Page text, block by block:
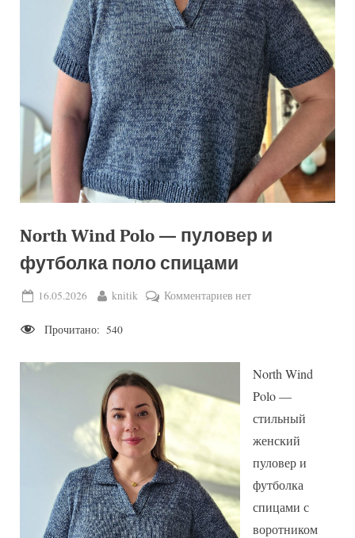
North Wind Polo — пуловер и
футболка поло спицами
Posted
16.05.2026 By
knitik Комментариевк
пуловер
футболка
поло
спицами
нет
Прочитано: 540
North Wind
Polo —
стильный
женский
пуловер и
футболка
спицами с
воротником